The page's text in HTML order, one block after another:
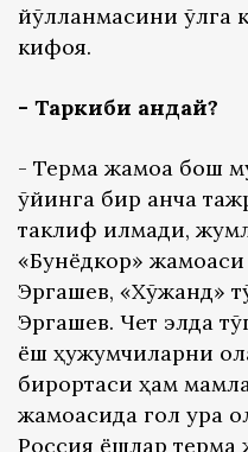
йўлланмасини
кифоя.
- Таркиби қандай?
- Терма жамоа бош
ўйинга бир қанча
таклиф қилмади,
«Бунёдкор»
Эргашев, «Хўжанд»
Эргашев. Чет элда
ёш ҳужумчиларни
бирортаси ҳам
жамоасида гол ура
Россия ёшлар терма